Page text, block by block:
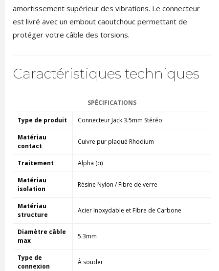
amortissement supérieur des vibrations. Le connecteur
est livré avec un embout caoutchouc permettant de
protéger votre câble des torsions.
Caractéristiques techniques
SPÉCIFICATIONS
Type de produit Connecteur Jack 3.5mm Stéréo
Matériau
contact
Cuivre pur plaqué Rhodium
Traitement Alpha (α)
Matériau
isolation
Résine Nylon / Fibre de verre
Matériau
structure
Acier Inoxydable et Fibre de Carbone
Diamètre câble
max
5.3mm
Type de
connexion
À souder